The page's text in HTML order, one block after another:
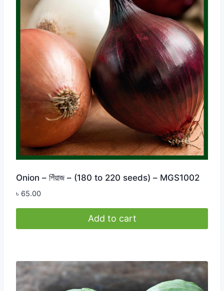
Onion – পিঁয়াজ – (180 to 220 seeds) – MGS1002
৳ 65.00
Add to cart